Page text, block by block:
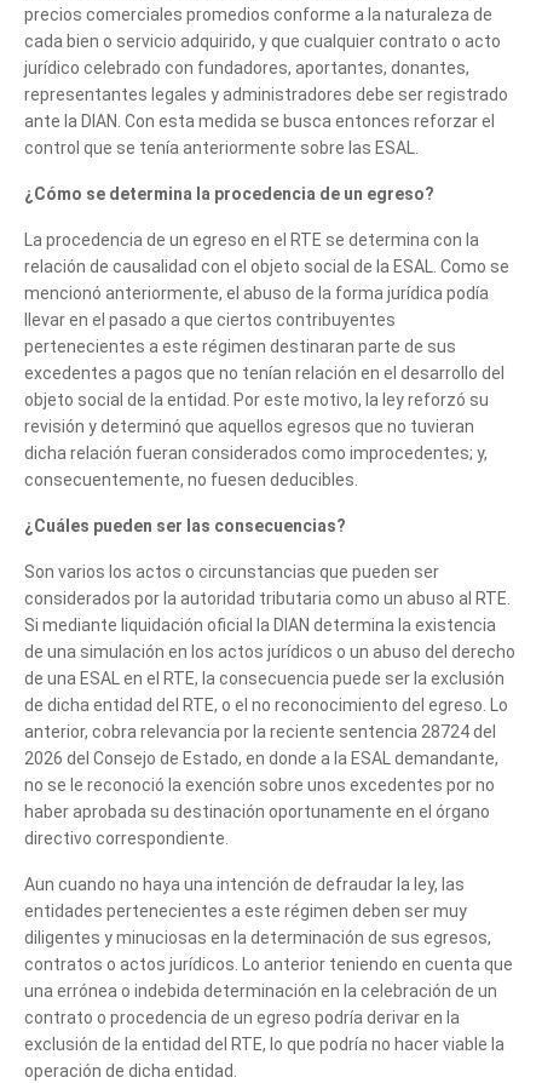
Tell us, how
can we help you?
precios comerciales promedios conforme a la naturaleza de
cada bien o servicio adquirido, y que cualquier contrato o acto
jurídico celebrado con fundadores, aportantes, donantes,
representantes legales y administradores debe ser registrado
ante la DIAN. Con esta medida se busca entonces reforzar el
control que se tenía anteriormente sobre las ESAL.
¿Cómo se determina la procedencia de un egreso?
La procedencia de un egreso en el RTE se determina con la
relación de causalidad con el objeto social de la ESAL. Como se
mencionó anteriormente, el abuso de la forma jurídica podía
llevar en el pasado a que ciertos contribuyentes
pertenecientes a este régimen destinaran parte de sus
excedentes a pagos que no tenían relación en el desarrollo del
objeto social de la entidad. Por este motivo, la ley reforzó su
revisión y determinó que aquellos egresos que no tuvieran
dicha relación fueran considerados como improcedentes; y,
consecuentemente, no fuesen deducibles.
¿Cuáles pueden ser las consecuencias?
Son varios los actos o circunstancias que pueden ser
considerados por la autoridad tributaria como un abuso al RTE.
Si mediante liquidación oficial la DIAN determina la existencia
de una simulación en los actos jurídicos o un abuso del derecho
de una ESAL en el RTE, la consecuencia puede ser la exclusión
de dicha entidad del RTE, o el no reconocimiento del egreso. Lo
anterior, cobra relevancia por la reciente sentencia 28724 del
2026 del Consejo de Estado, en donde a la ESAL demandante,
no se le reconoció la exención sobre unos excedentes por no
haber aprobada su destinación oportunamente en el órgano
directivo correspondiente.
Aun cuando no haya una intención de defraudar la ley, las
entidades pertenecientes a este régimen deben ser muy
diligentes y minuciosas en la determinación de sus egresos,
contratos o actos jurídicos. Lo anterior teniendo en cuenta que
una errónea o indebida determinación en la celebración de un
contrato o procedencia de un egreso podría derivar en la
exclusión de la entidad del RTE, lo que podría no hacer viable la
operación de dicha entidad.